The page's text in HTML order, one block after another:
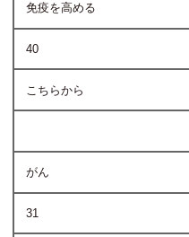
免疫を高める
40
こちらから
がん
31